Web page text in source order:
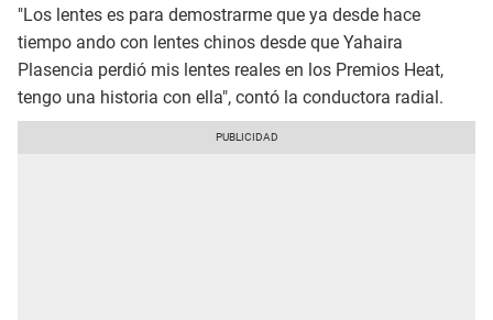
"Los lentes es para demostrarme que ya desde hace
tiempo ando con lentes chinos desde que Yahaira
Plasencia perdió mis lentes reales en los Premios Heat,
tengo una historia con ella", contó la conductora radial.